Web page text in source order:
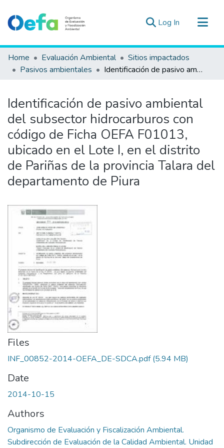
Log In (current)
Communities & Collections
All of DSpace
Estad. Externas
Guias ▾
Home Evaluación Ambiental
Sitios impactados
Pasivos ambientales
Identificación de pasivo ambiental del subsector hidrocarburos con código de Ficha OEFA F01013, ubicado en el Lote I, en el distrito de Pariñas de la provincia Talara del departamento de Piura
Identificación de pasivo ambiental
del subsector hidrocarburos con
código de Ficha OEFA F01013,
ubicado en el Lote I, en el distrito
de Pariñas de la provincia Talara del
departamento de Piura
Files
INF_00852-2014-OEFA_DE-SDCA.pdf(5.94 MB)
Date
2014-10-15
Authors
Organismo de Evaluación y Fiscalización Ambiental.
Subdirección de Evaluación de la Calidad Ambiental. Unidad